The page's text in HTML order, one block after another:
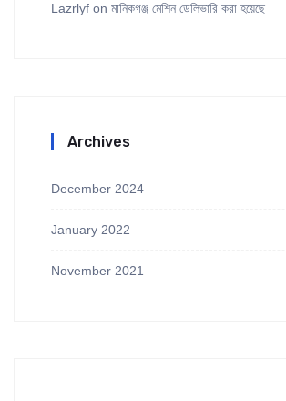
Lazrlyf on মানিকগঞ্জ মেশিন ডেলিভারি করা হয়েছে
Archives
December 2024
January 2022
November 2021